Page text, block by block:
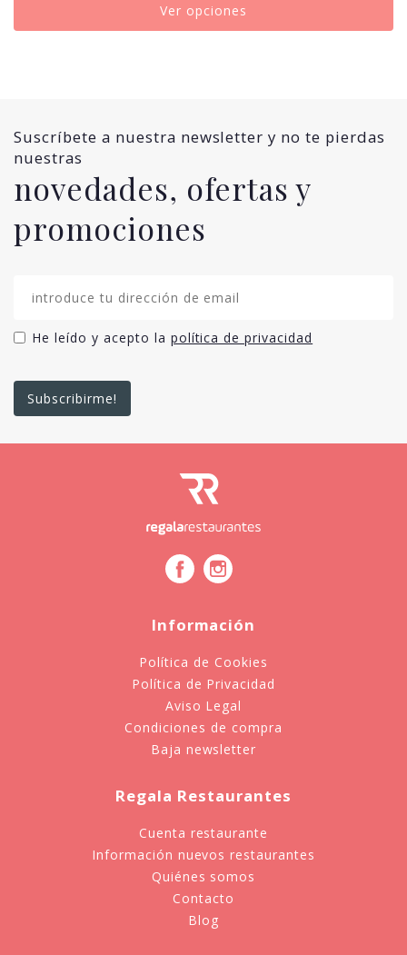
Ver opciones
Suscríbete a nuestra newsletter y no te pierdas
nuestras
novedades, ofertas y
promociones
He leído y acepto la política de privacidad
Información
Política de Cookies
Política de Privacidad
Aviso Legal
Condiciones de compra
Baja newsletter
Regala Restaurantes
Cuenta restaurante
Información nuevos restaurantes
Quiénes somos
Contacto
Blog